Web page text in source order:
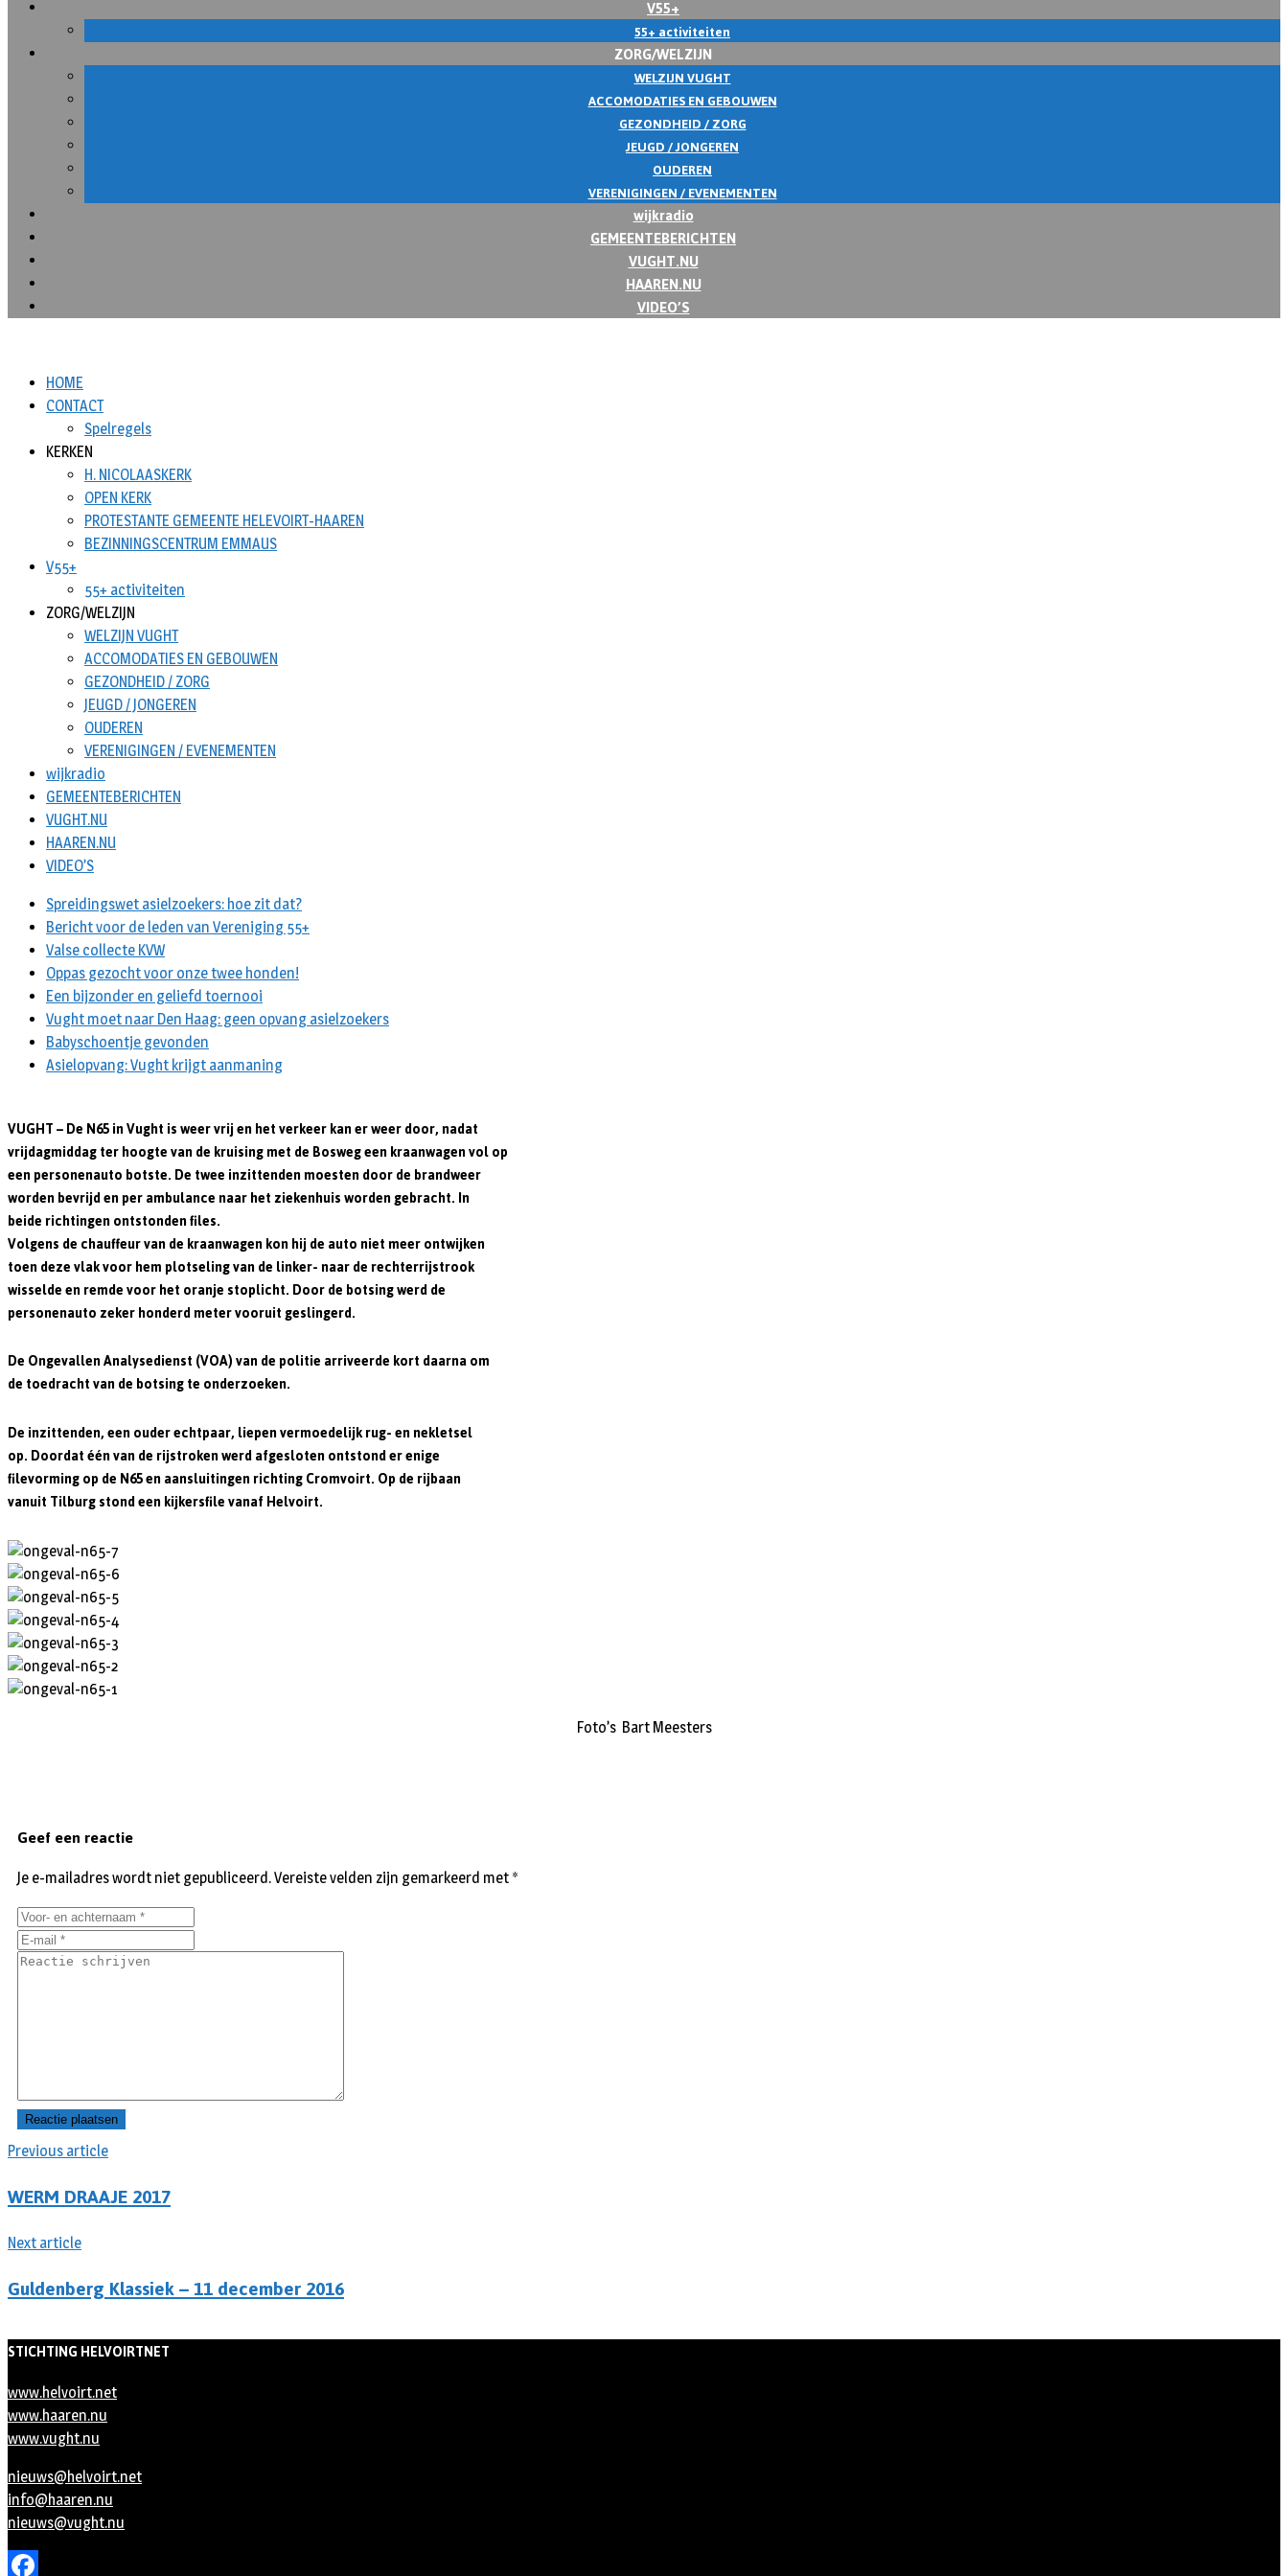
V55+
55+ activiteiten
ZORG/WELZIJN
WELZIJN VUGHT
ACCOMODATIES EN GEBOUWEN
GEZONDHEID / ZORG
JEUGD / JONGEREN
OUDEREN
VERENIGINGEN / EVENEMENTEN
wijkradio
GEMEENTEBERICHTEN
VUGHT.NU
HAAREN.NU
VIDEO’S
HOME
CONTACT
Spelregels
KERKEN
H. NICOLAASKERK
OPEN KERK
PROTESTANTE GEMEENTE HELEVOIRT-HAAREN
BEZINNINGSCENTRUM EMMAUS
V55+
55+ activiteiten
ZORG/WELZIJN
WELZIJN VUGHT
ACCOMODATIES EN GEBOUWEN
GEZONDHEID / ZORG
JEUGD / JONGEREN
OUDEREN
VERENIGINGEN / EVENEMENTEN
wijkradio
GEMEENTEBERICHTEN
VUGHT.NU
HAAREN.NU
VIDEO’S
Spreidingswet asielzoekers: hoe zit dat?
Bericht voor de leden van Vereniging 55+
Valse collecte KVW
Oppas gezocht voor onze twee honden!
Een bijzonder en geliefd toernooi
Vught moet naar Den Haag: geen opvang asielzoekers
Babyschoentje gevonden
Asielopvang: Vught krijgt aanmaning
VUGHT – De N65 in Vught is weer vrij en het verkeer kan er weer door, nadat
vrijdagmiddag ter hoogte van de kruising met de Bosweg een kraanwagen vol op
een personenauto botste. De twee inzittenden moesten door de brandweer
worden bevrijd en per ambulance naar het ziekenhuis worden gebracht. In
beide richtingen ontstonden files.
Volgens de chauffeur van de kraanwagen kon hij de auto niet meer ontwijken
toen deze vlak voor hem plotseling van de linker- naar de rechterrijstrook
wisselde en remde voor het oranje stoplicht. Door de botsing werd de
personenauto zeker honderd meter vooruit geslingerd.
De Ongevallen Analysedienst (VOA) van de politie arriveerde kort daarna om
de toedracht van de botsing te onderzoeken.
De inzittenden, een ouder echtpaar, liepen vermoedelijk rug- en nekletsel
op. Doordat één van de rijstroken werd afgesloten ontstond er enige
filevorming op de N65 en aansluitingen richting Cromvoirt. Op de rijbaan
vanuit Tilburg stond een kijkersfile vanaf Helvoirt.
Foto’s Bart Meesters
Previous article
WERM DRAAJE 2017
Next article
Guldenberg Klassiek – 11 december 2016
Geef een reactie
Je e-mailadres wordt niet gepubliceerd.Vereiste velden zijn gemarkeerd met *
STICHTING HELVOIRTNET
www.helvoirt.net
www.haaren.nu
www.vught.nu
nieuws@helvoirt.net
info@haaren.nu
nieuws@vught.nu